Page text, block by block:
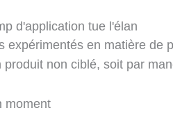
d'application tue l'élan
expérimentés en matière
non ciblé, soit par
moment